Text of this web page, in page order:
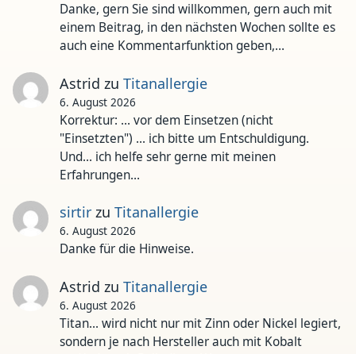
Danke, gern Sie sind willkommen, gern auch mit
einem Beitrag, in den nächsten Wochen sollte es
auch eine Kommentarfunktion geben,…
Astrid zu Titanallergie
6. August 2026
Korrektur: ... vor dem Einsetzen (nicht
"Einsetzten") ... ich bitte um Entschuldigung.
Und... ich helfe sehr gerne mit meinen
Erfahrungen…
sirtirzu Titanallergie
6. August 2026
Danke für die Hinweise.
Astrid zu Titanallergie
6. August 2026
Titan... wird nicht nur mit Zinn oder Nickel legiert,
sondern je nach Hersteller auch mit Kobalt